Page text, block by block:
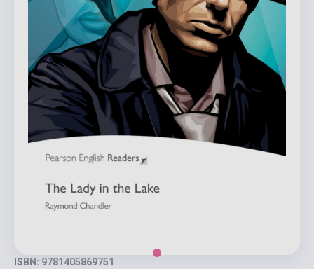
ISBN: 9781405869751